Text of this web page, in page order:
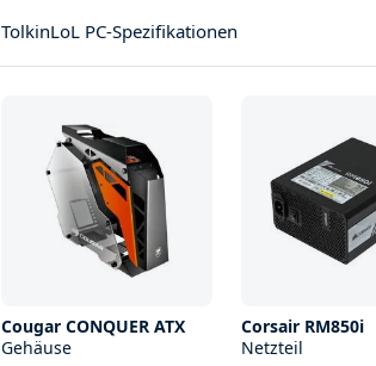
TolkinLoL PC-Spezifikationen
Cougar CONQUER ATX
Gehäuse
Corsair RM850i
Netzteil